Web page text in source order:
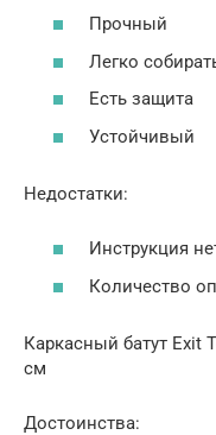
Прочный
Легко
Есть защита
Устойчивый
Недостатки:
Инструкция
Количество
Каркасный батут Exit
см
Достоинства: